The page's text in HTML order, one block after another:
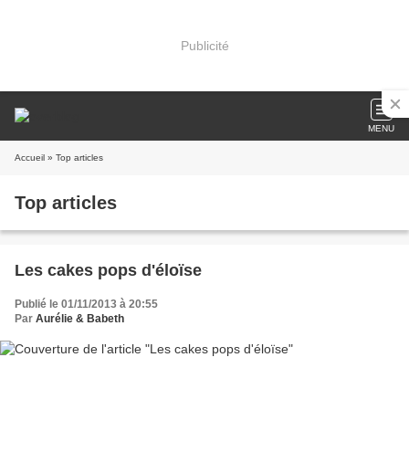
Publicité
MENU
Accueil » Top articles
Top articles
Les cakes pops d'éloïse
Publié le 01/11/2013 à 20:55
Par Aurélie & Babeth